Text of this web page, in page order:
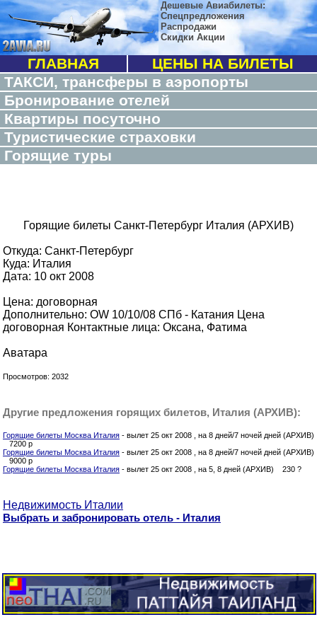
Дешевые Авиабилеты:
Спецпредложения
Распродажи
Скидки Акции
ГЛАВНАЯ
ЦЕНЫ НА БИЛЕТЫ
ТАКСИ, трансферы в аэропорты
Бронирование отелей
Квартиры посуточно
Туристические страховки
Горящие туры
Горящие билеты Санкт-Петербург Италия (АРХИВ)
Откуда: Санкт-Петербург
Куда: Италия
Дата: 10 окт 2008
Цена: договорная
Дополнительно: OW 10/10/08 СПб - Катания Цена
договорная Контактные лица: Оксана, Фатима
Аватара
Просмотров: 2032
Другие предложения горящих билетов, Италия (АРХИВ):
Горящие билеты Москва Италия - вылет 25 окт 2008 , на 8 дней/7 ночей дней (АРХИВ)
7200 p
Горящие билеты Москва Италия - вылет 25 окт 2008 , на 8 дней/7 ночей дней (АРХИВ)
9000 p
Горящие билеты Москва Италия - вылет 25 окт 2008 , на 5, 8 дней (АРХИВ) 230 ?
Недвижимость Италии
Выбрать и забронировать отель - Италия